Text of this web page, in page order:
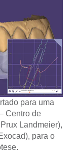
para uma
Centro de
Landmeier),
para o